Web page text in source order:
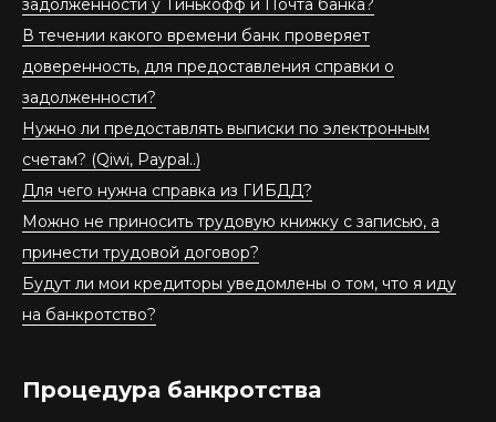
В течении какого времени банк проверяет
доверенность, для предоставления справки о
задолженности?
Нужно ли предоставлять выписки по электронным
счетам? (Qiwi, Paypal..)
Для чего нужна справка из ГИБДД?
Можно не приносить трудовую книжку с записью, а
принести трудовой договор?
Будут ли мои кредиторы уведомлены о том, что я иду
на банкротство?
Процедура банкротства